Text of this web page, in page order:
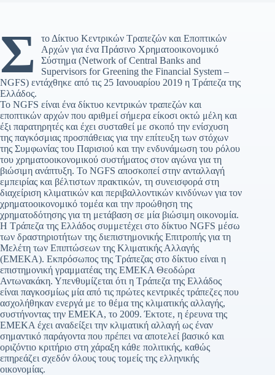
Σ
το Δίκτυο Κεντρικών Τραπεζών και Εποπτικών
Αρχών για ένα Πράσινο Χρηματοοικονομικό
Σύστημα (Network of Central Banks and
Supervisors for Greening the Financial System –
NGFS) εντάχθηκε από τις 25 Ιανουαρίου 2019 η Τράπεζα της
Ελλάδος.
Το NGFS είναι ένα δίκτυο κεντρικών τραπεζών και
εποπτικών αρχών που αριθμεί σήμερα είκοσι οκτώ μέλη και
έξι παρατηρητές και έχει συσταθεί με σκοπό την ενίσχυση
της παγκόσμιας προσπάθειας για την επίτευξη των στόχων
της Συμφωνίας του Παρισιού και την ενδυνάμωση του ρόλου
του χρηματοοικονομικού συστήματος στον αγώνα για τη
βιώσιμη ανάπτυξη. Το NGFS αποσκοπεί στην ανταλλαγή
εμπειρίας και βέλτιστων πρακτικών, τη συνεισφορά στη
διαχείριση κλιματικών και περιβαλλοντικών κινδύνων για τον
χρηματοοικονομικό τομέα και την προώθηση της
χρηματοδότησης για τη μετάβαση σε μία βιώσιμη οικονομία.
Η Τράπεζα της Ελλάδος συμμετέχει στο δίκτυο NGFS μέσω
των δραστηριοτήτων της διεπιστημονικής Επιτροπής για τη
Μελέτη των Επιπτώσεων της Κλιματικής Αλλαγής
(ΕΜΕΚΑ). Εκπρόσωπος της Τράπεζας στο δίκτυο είναι η
επιστημονική γραμματέας της ΕΜΕΚΑ Θεοδώρα
Αντωνακάκη. Υπενθυμίζεται ότι η Τράπεζα της Ελλάδος
είναι παγκοσμίως μία από τις πρώτες κεντρικές τράπεζες που
ασχολήθηκαν ενεργά με το θέμα της κλιματικής αλλαγής,
συστήνοντας την ΕΜΕΚΑ, το 2009. Έκτοτε, η έρευνα της
ΕΜΕΚΑ έχει αναδείξει την κλιματική αλλαγή ως έναν
σημαντικό παράγοντα που πρέπει να αποτελεί βασικό και
οριζόντιο κριτήριο στη χάραξη κάθε πολιτικής, καθώς
επηρεάζει σχεδόν όλους τους τομείς της ελληνικής
οικονομίας.